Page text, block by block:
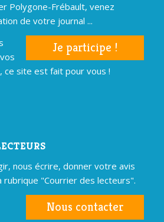
Polygone-Frébault, venez
de votre journal ...
Je participe !
ce site est fait pour vous !
nous écrire, donner votre avis
rubrique "Courrier des lecteurs".
Nous contacter